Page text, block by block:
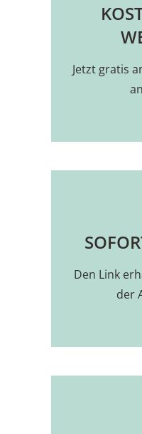
Jetzt gratis
Den Link
der